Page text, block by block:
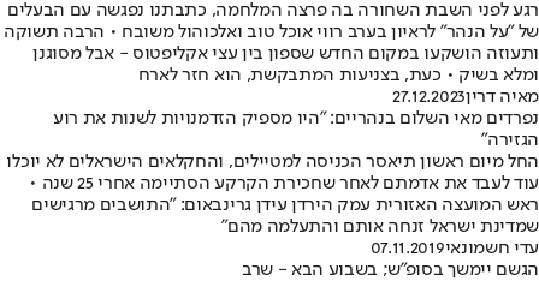
רגע לפני השבת השחורה בה פרצה המלחמה, כתבתנו נפגשה עם הבעלים
של "על הנהר" לראיון בערב רווי אוכל טוב ואלכוהול משובח • הרבה תשוקה
ותעוזה הושקעו במקום החדש שספון בין עצי אקליפטוס - אבל מסוגנן
ומלא בשיק • כעת, בצניעות המתבקשת, הוא חזר לארח
מאיה דרין27.12.2023
נפרדים מאי השלום בנהריים: "היו מספיק הזדמנויות לשנות את רוע
הגזירה"
החל מיום ראשון תיאסר הכניסה למטיילים, והחקלאים הישראלים לא יוכלו
עוד לעבד את אדמתם לאחר שחכירת הקרקע הסתיימה אחרי 25 שנה •
ראש המועצה האזורית עמק הירדן עידן גרינבאום: "התושבים מרגישים
שמדינת ישראל זנחה אותם והתעלמה מהם"
עדי חשמונאי07.11.2019
הגשם יימשך בסופ"ש; בשבוע הבא - שרב